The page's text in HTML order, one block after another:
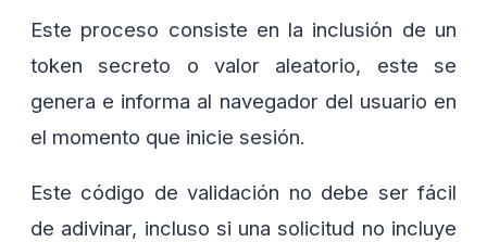
Este proceso consiste en la inclusión de un
token secreto o valor aleatorio, este se
genera e informa al navegador del usuario en
el momento que inicie sesión.
Este código de validación no debe ser fácil
de adivinar, incluso si una solicitud no incluye